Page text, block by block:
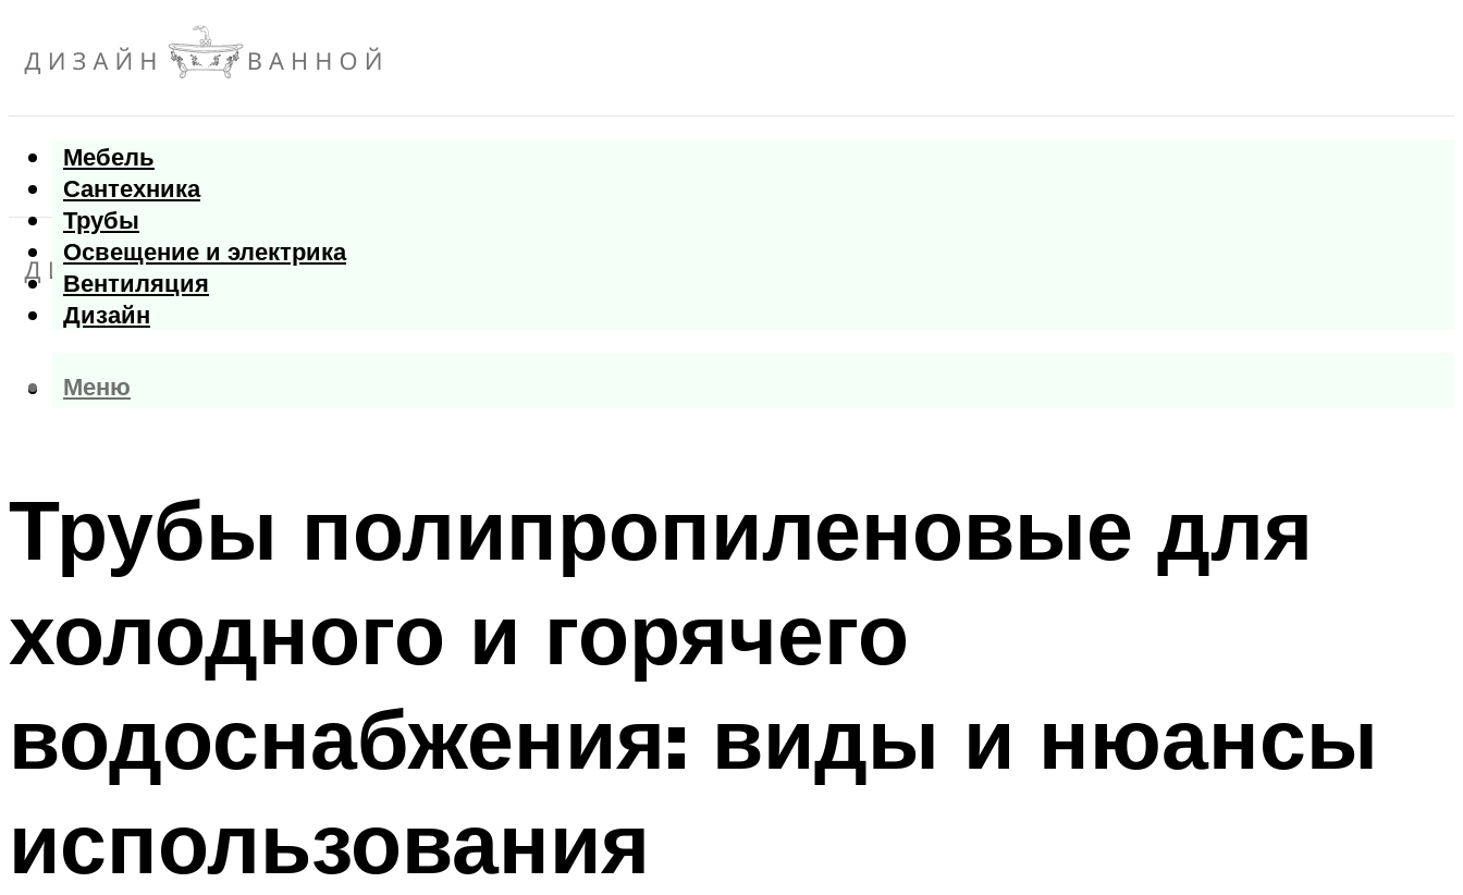
Мебель
Сантехника
Трубы
Освещение и электрика
Вентиляция
Дизайн
Меню
Меню
Трубы полипропиленовые для
холодного и горячего
водоснабжения: виды и нюансы
использования